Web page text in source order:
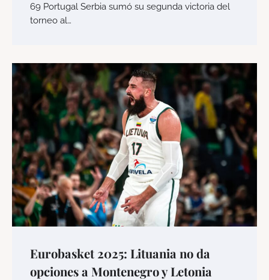
69 Portugal Serbia sumó su segunda victoria del
torneo al…
Eurobasket 2025: Lituania no da
opciones a Montenegro y Letonia